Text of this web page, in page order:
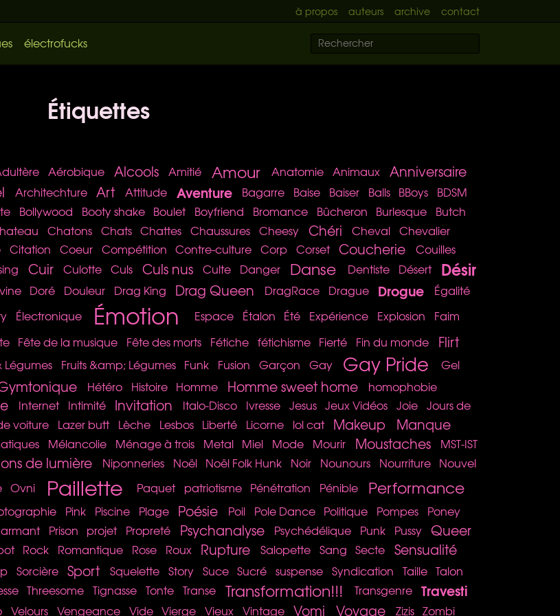
à propos auteurs archive contact
électrofucks
Étiquettes
Aérobique Alcools Amitié Amour Anatomie Animaux Anniversaire
Architechture Art Attitude Aventure Bagarre Baise Baiser Balls BBoys BDSM
Bollywood Booty shake Boulet Boyfriend Bromance Bûcheron Burlesque Butch
Chatons Chats Chattes Chaussures Cheesy Chéri Cheval Chevalier
Citation Coeur Compétition Contre-culture Corp Corset Coucherie
Couilles
Cuir Culotte Culs Culs nus Culte Danger Danse Dentiste Désert
Désir
Doré Douleur Drag King Drag Queen DragRace Drague Drogue
Égalité
Électronique Émotion Espace Étalon Été Expérience Explosion Faim
Fête de la musique Fête des morts Fétiche fétichisme Fierté Fin du monde Flirt
Légumes Fruits &amp; Légumes Funk Fusion Garçon Gay Gay Pride
Gel
Hétéro Histoire Homme Homme sweet home
homophobie
Internet Intimité Invitation Italo-Disco Ivresse Jesus Jeux Vidéos Joie Jours de
voiture Lazer butt Lèche Lesbos Liberté Licorne lol cat Makeup Manque
Mélancolie Ménage à trois Metal Miel Mode Mourir Moustaches MST-IST
de lumière Niponneries Noël Noël Folk Hunk Noir Nounours Nourriture Nouvel
Ovni Paillette Paquet patriotisme Pénétration Pénible Performance
Pink Piscine Plage Poésie Poil Pole Dance Politique Pompes Poney
Prison projet Propreté Psychanalyse Psychédélique Punk Pussy Queer
Rock Romantique Rose Roux Rupture Salopette Sang Secte Sensualité
Sorcière Sport Squelette Story Suce Sucré suspense Syndication Taille Talon
Threesome Tignasse Tonte Transe Transformation!!! Transgenre Travesti
Velours Vengeance Vide Vierge Vieux Vintage Vomi Voyage Zizis Zombi